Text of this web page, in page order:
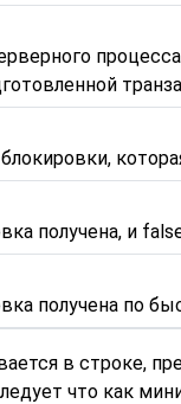
получена, и
получена по
в строке,
что как